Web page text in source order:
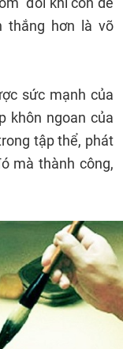
thắng hơn là võ
sức mạnh của
khôn ngoan của
tập thể, phát
mà thành công,